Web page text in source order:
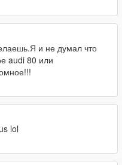
и не думал что
audi 80 или
lol